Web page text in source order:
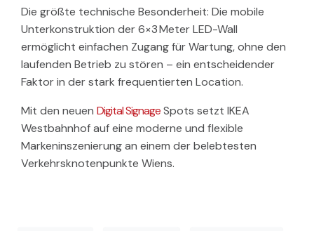
Die größte technische Besonderheit: Die mobile
Unterkonstruktion der 6×3 Meter LED-Wall
ermöglicht einfachen Zugang für Wartung, ohne den
laufenden Betrieb zu stören – ein entscheidender
Faktor in der stark frequentierten Location.
Mit den neuen Digital SignageSpots setzt IKEA
Westbahnhof auf eine moderne und flexible
Markeninszenierung an einem der belebtesten
Verkehrsknotenpunkte Wiens.